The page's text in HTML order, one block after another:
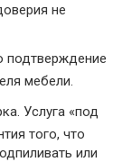
не
подтверждение
мебели.
Услуга «под
того, что
или